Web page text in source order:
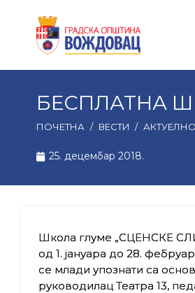
БЕСПЛАТНА
ПОЧЕТНА / ВЕСТИ / АКТУЕЛНО
25. децембар 2018.
Школа глуме „СЦЕНСКЕ
од 1. јануара до 28.
се млади упознати са
руководилац Театра 13,